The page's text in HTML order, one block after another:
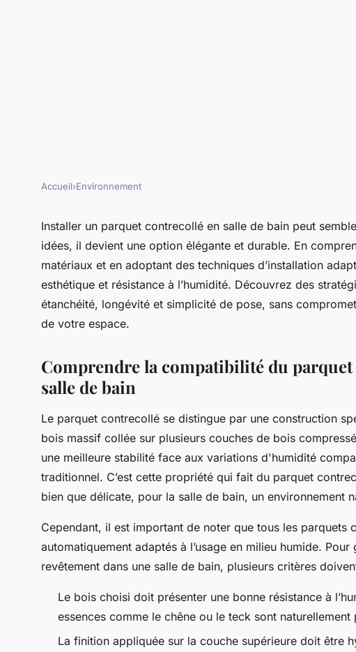
idées pour installer
en salle de bain
Accueil›Environnement
Installer un parquet contrecollé en salle de bain peut
idées, il devient une option élégante et durable. En
matériaux et en adoptant des techniques d’installation
esthétique et résistance à l’humidité. Découvrez des
étanchéité, longévité et simplicité de pose, sans
de votre espace.
Comprendre la compatibilité du
salle de bain
Le parquet contrecollé se distingue par une construction
bois massif collée sur plusieurs couches de bois
une meilleure stabilité face aux variations d'humidité
traditionnel. C’est cette propriété qui fait du parquet
bien que délicate, pour la salle de bain, un environnement
Cependant, il est important de noter que tous les parquets
automatiquement adaptés à l’usage en milieu humide.
revêtement dans une salle de bain, plusieurs critères
Le bois choisi doit présenter une bonne résistance à
essences comme le chêne ou le teck sont naturellement
La finition appliquée sur la couche supérieure doit être